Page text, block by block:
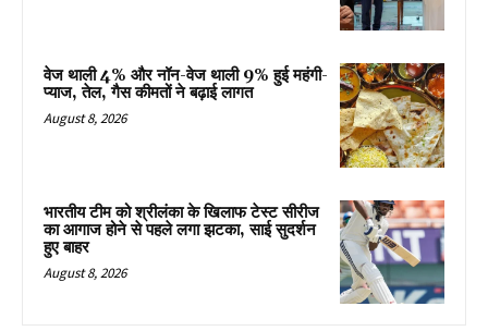
वेज थाली 4% और नॉन-वेज थाली 9% हुई महंगी-
प्याज, तेल, गैस कीमतों ने बढ़ाई लागत
August 8, 2026
भारतीय टीम को श्रीलंका के खिलाफ टेस्ट सीरीज
का आगाज होने से पहले लगा झटका, साई सुदर्शन
हुए बाहर
August 8, 2026